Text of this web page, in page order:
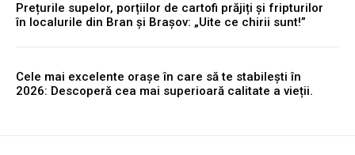
Prețurile supelor, porțiilor de cartofi prăjiți și fripturilor
în localurile din Bran și Brașov: „Uite ce chirii sunt!”
Cele mai excelente orașe în care să te stabilești în
2026: Descoperă cea mai superioară calitate a vieții.